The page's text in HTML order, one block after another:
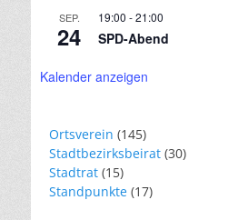
SEP.
24
19:00 -21:00
SPD-Abend
Kalender anzeigen
Ortsverein (145)
Stadtbezirksbeirat (30)
Stadtrat (15)
Standpunkte (17)